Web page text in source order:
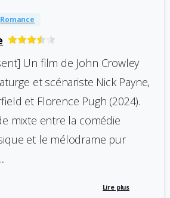
Romance
Un film de John Crowley
et scénariste Nick Payne,
et Florence Pugh (2024).
mixte entre la comédie
et le mélodrame pur
Lire plus